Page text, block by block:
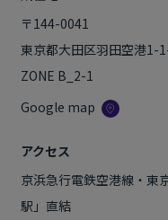
〒144-0041
東京都大田区羽田空港1-
ZONE B_2-1
Google map
アクセス
京浜急行電鉄空港線・東
駅」直結